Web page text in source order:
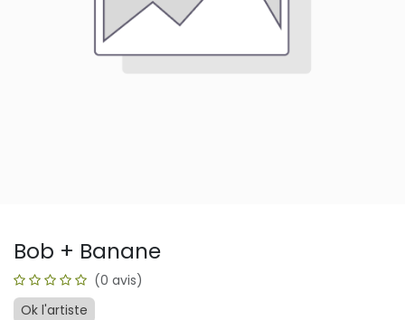
Bob + Banane
(0 avis)
Ok l'artiste